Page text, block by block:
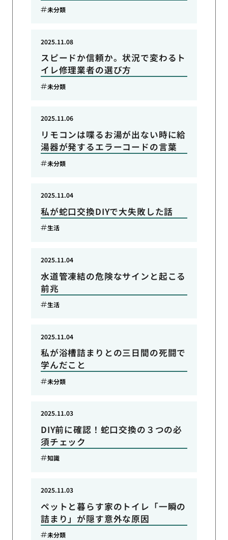
未分類
スピードか信頼か。状況で変わるト
イレ修理業者の選び方
2025.11.08
未分類
リモコンは喋るお湯が出ない時に給
湯器が発するエラーコードの言葉
2025.11.06
未分類
私が蛇口交換DIYで大失敗した話
2025.11.04
生活
水道管凍結の危険なサインと起こる
前兆
2025.11.04
生活
私が浴槽詰まりとの三日間の死闘で
学んだこと
2025.11.04
未分類
DIY前に確認！蛇口交換の３つの必
須チェック
2025.11.03
知識
ペットと暮らす家のトイレ「一瞬の
詰まり」が隠す意外な原因
2025.11.03
未分類